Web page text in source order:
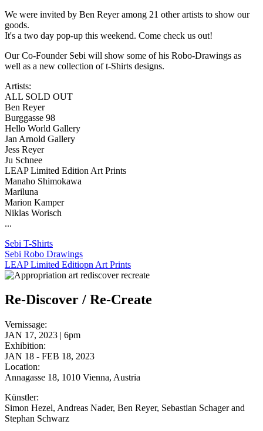
We were invited by Ben Reyer among 21 other artists to show our
goods.
It's a two day pop-up this weekend. Come check us out!
Our Co-Founder Sebi will show some of his Robo-Drawings as
well as a new collection of t-Shirts designs.
Artists:
ALL SOLD OUT
Ben Reyer
Burggasse 98
Hello World Gallery
Jan Arnold Gallery
Jess Reyer
Ju Schnee
LEAP Limited Edition Art Prints
Manaho Shimokawa
Mariluna
Marion Kamper
Niklas Worisch
...
Sebi T-Shirts
Sebi Robo Drawings
LEAP Limited Editiopn Art Prints
Re-Discover / Re-Create
Vernissage:
JAN 17, 2023 | 6pm
Exhibition:
JAN 18 - FEB 18, 2023
Location:
Annagasse 18, 1010 Vienna, Austria
Künstler:
Simon Hezel, Andreas Nader, Ben Reyer, Sebastian Schager and
Stephan Schwarz